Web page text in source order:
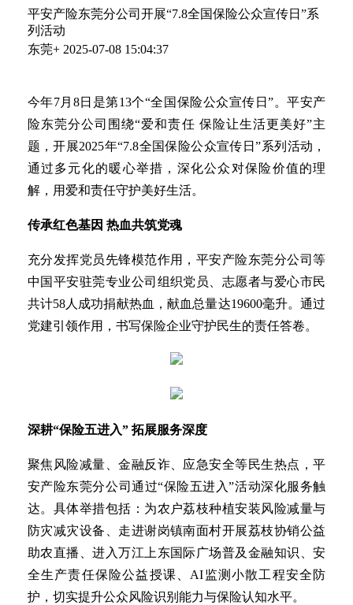
平安产险东莞分公司开展“7.8全国保险公众宣传日”系
列活动
东莞+ 2025-07-08 15:04:37
今年7月8日是第13个“全国保险公众宣传日”。平安产
险东莞分公司围绕“爱和责任 保险让生活更美好”主
题，开展2025年“7.8全国保险公众宣传日”系列活动，
通过多元化的暖心举措，深化公众对保险价值的理
解，用爱和责任守护美好生活。
传承红色基因 热血共筑党魂
充分发挥党员先锋模范作用，平安产险东莞分公司等
中国平安驻莞专业公司组织党员、志愿者与爱心市民
共计58人成功捐献热血，献血总量达19600毫升。通过
党建引领作用，书写保险企业守护民生的责任答卷。
深耕“保险五进入” 拓展服务深度
聚焦风险减量、金融反诈、应急安全等民生热点，平
安产险东莞分公司通过“保险五进入”活动深化服务触
达。具体举措包括：为农户荔枝种植安装风险减量与
防灾减灾设备、走进谢岗镇南面村开展荔枝协销公益
助农直播、进入万江上东国际广场普及金融知识、安
全生产责任保险公益授课、AI监测小散工程安全防
护，切实提升公众风险识别能力与保险认知水平。